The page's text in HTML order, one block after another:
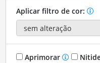
Aplicar filtro de cor:
Aprimorar